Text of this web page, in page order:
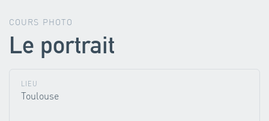
COURS PHOTO
Le portrait
LIEU
Toulouse